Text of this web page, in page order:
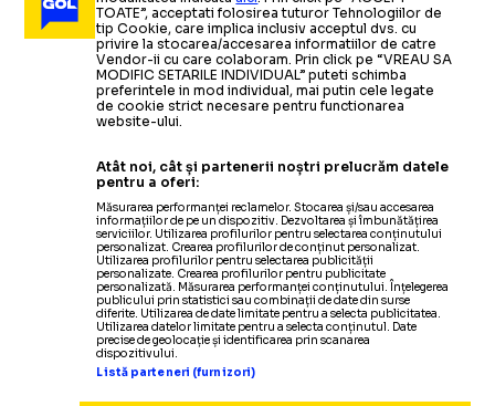
TOATE”, acceptati folosirea tuturor Tehnologiilor de
tip Cookie, care implica inclusiv acceptul dvs. cu
privire la stocarea/accesarea informatiilor de catre
Vendor-ii cu care colaboram. Prin click pe “VREAU SA
MODIFIC SETARILE INDIVIDUAL” puteti schimba
preferintele in mod individual, mai putin cele legate
de cookie strict necesare pentru functionarea
website-ului.
Atât noi, cât și partenerii noștri prelucrăm datele
pentru a oferi:
Măsurarea performanței reclamelor. Stocarea și/sau accesarea
informațiilor de pe un dispozitiv. Dezvoltarea și îmbunătățirea
serviciilor. Utilizarea profilurilor pentru selectarea conținutului
personalizat. Crearea profilurilor de conținut personalizat.
Utilizarea profilurilor pentru selectarea publicității
personalizate. Crearea profilurilor pentru publicitate
personalizată. Măsurarea performanței conținutului. Înțelegerea
publicului prin statistici sau combinații de date din surse
diferite. Utilizarea de date limitate pentru a selecta publicitatea.
Utilizarea datelor limitate pentru a selecta conținutul. Date
precise de geolocație și identificarea prin scanarea
dispozitivului.
Listă parteneri (furnizori)